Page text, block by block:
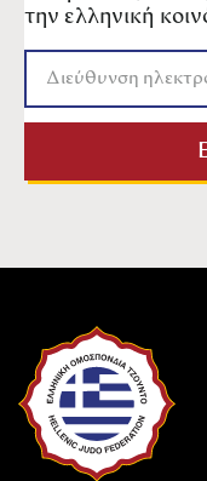
την ελληνική